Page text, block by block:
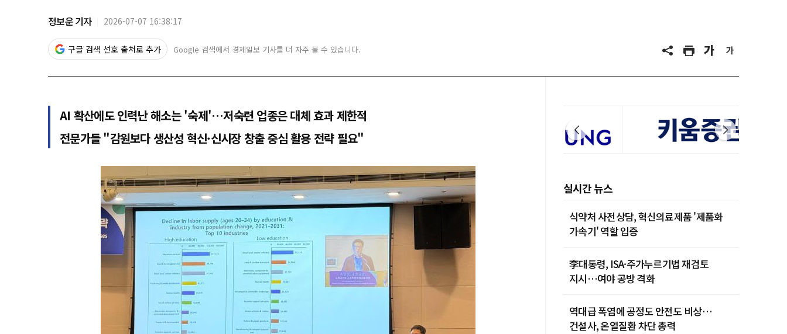
정보운 기자 2026-07-07 16:38:17
구글 검색 선호 출처로 추가 Google 검색에서 경제일보 기사를 더 자주 볼 수 있습니다.
AI 확산에도 인력난 해소는 '숙제'…저숙련 업종은 대체 효과 제한적
전문가들 "감원보다 생산성 혁신·신시장 창출 중심 활용 전략 필요"
실시간 뉴스
식약처 사전상담, 혁신의료제품 '제품화
가속기' 역할 입증
李대통령, ISA·주가누르기법 재검토
지시…여야 공방 격화
역대급 폭염에 공정도 안전도 비상…
건설사, 온열질환 차단 총력